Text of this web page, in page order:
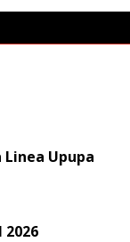
Linea Upupa
2026